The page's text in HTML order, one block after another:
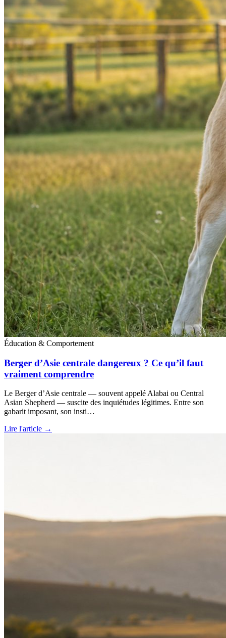
Éducation & Comportement
Berger d’Asie centrale dangereux ? Ce qu’il faut
vraiment comprendre
Le Berger d’Asie centrale — souvent appelé Alabai ou Central
Asian Shepherd — suscite des inquiétudes légitimes. Entre son
gabarit imposant, son insti…
Lire l'article →